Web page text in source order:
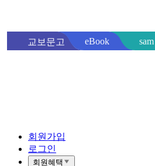
교보문고 eBook sam
회원가입
로그인
회원혜택